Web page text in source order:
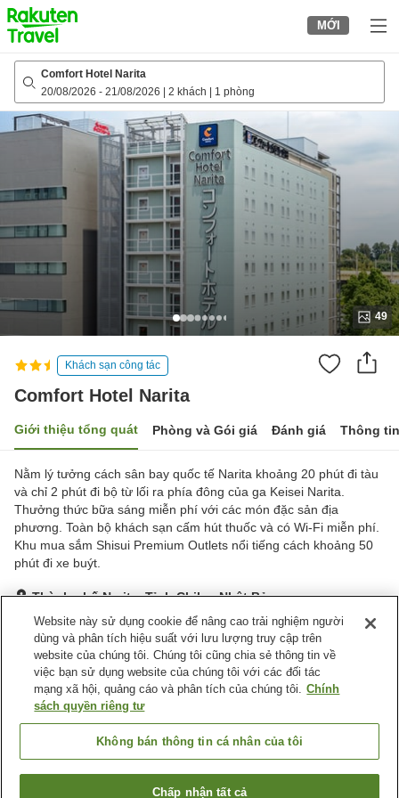
to
top
page
MỚI
Comfort Hotel Narita
20/08/2026 - 21/08/2026 2 khách 1 phòng
49
Khách sạn công tác
Comfort Hotel Narita
Giới thiệu tổng quát Phòng và Gói giá Đánh giá Thông
Nằm lý tưởng cách sân bay quốc tế Narita khoảng 20 phút đi tàu
và chỉ 2 phút đi bộ từ lối ra phía đông của ga Keisei Narita.
Thưởng thức bữa sáng miễn phí với các món đặc sản địa
phương. Toàn bộ khách sạn cấm hút thuốc và có Wi-Fi miễn phí.
Khu mua sắm Shisui Premium Outlets nổi tiếng cách khoảng 50
phút đi xe buýt.
Thành phố Narita, Tỉnh Chiba, Nhật Bản
Hiển thị trên bản đồ
Rất tốt Đánh giá:1,155lượt
Tiện nghi chỗ nghỉ
Wi-Fi
Hoàn toàn không hút thuốc
Máy bán hàng tự động
Giặt ủi có phí
Tỉnh Chiba
Website này sử dụng cookie để nâng cao trải nghiệm người
dùng và phân tích hiệu suất với lưu lượng truy cập trên
website của chúng tôi. Chúng tôi cũng chia sẻ thông tin về
việc bạn sử dụng website của chúng tôi với các đối tác
mạng xã hội, quảng cáo và phân tích của chúng tôi. Chính
sách quyền riêng tư
Không bán thông tin cá nhân của tôi
Chấp nhận tất cả